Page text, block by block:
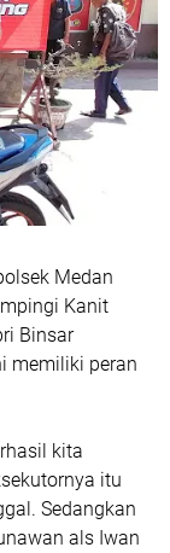
Medan
Kanit
Binsar
memiliki peran
kita
itu
Sedangkan
als Iwan